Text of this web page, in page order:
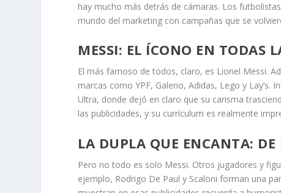
hay mucho más detrás de cámaras. Los
mundo del marketing con campañas que se
MESSI: EL ÍCONO EN TODAS
El más famoso de todos, claro, es Lionel Messi.
marcas como YPF, Galeno, Adidas, Lego y
Ultra, donde dejó en claro que su carisma
las publicidades, y su currículum es realmente
LA DUPLA QUE ENCANTA:
Pero no todo es solo Messi. Otros jugadores y
ejemplo, Rodrigo De Paul y Scaloni forman una